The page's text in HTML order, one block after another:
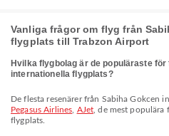
Vanliga frågor om flyg från
flygplats till Trabzon Airport
Hvilka flygbolag är de populäraste
internationella flygplats?
De flesta resenärer från Sabiha Gokcen
Pegasus Airlines AJet , de mest
flygplats.